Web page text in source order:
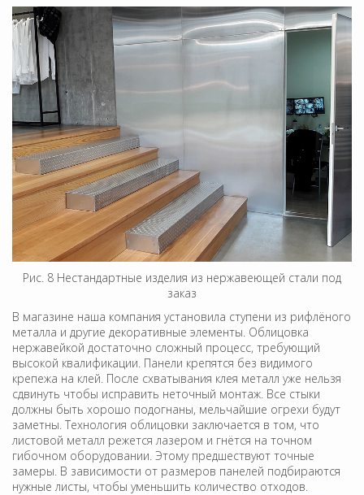
Рис. 8 Нестандартные изделия из нержавеющей стали под
заказ
В магазине наша компания установила ступени из рифлёного
металла и другие декоративные элементы. Облицовка
нержавейкой достаточно сложный процесс, требующий
высокой квалификации. Панели крепятся без видимого
крепежа на клей. После схватывания клея металл уже нельзя
сдвинуть чтобы исправить неточный монтаж. Все стыки
должны быть хорошо подогнаны, мельчайшие огрехи будут
заметны. Технология облицовки заключается в том, что
листовой металл режется лазером и гнётся на точном
гибочном оборудовании. Этому предшествуют точные
замеры. В зависимости от размеров панелей подбираются
нужные листы, чтобы уменьшить количество отходов.